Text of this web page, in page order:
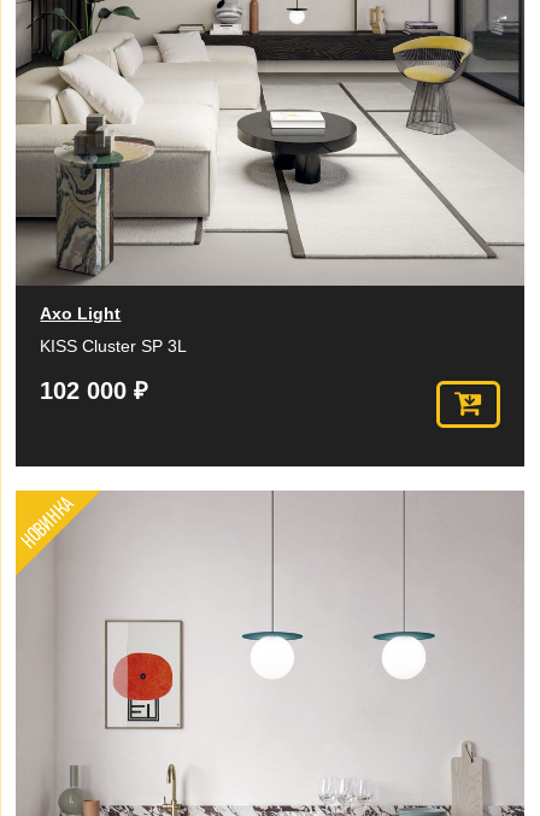
Axo Light
KISS Cluster SP 3L
102 000 ₽
НОВИНКА